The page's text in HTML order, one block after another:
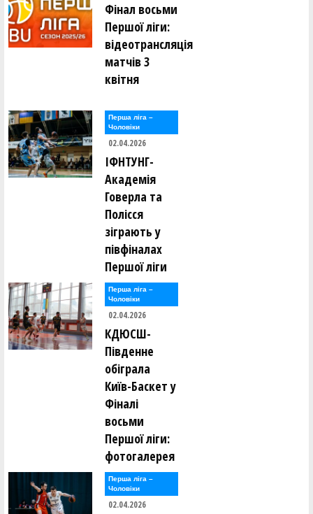
Фінал восьми
Першої ліги:
відеотрансляція
матчів 3
квітня
Перша лiга –
Чоловiки
02.04.2026
ІФНТУНГ-
Академія
Говерла та
Полісся
зіграють у
півфіналах
Першої ліги
Перша лiга –
Чоловiки
02.04.2026
КДЮСШ-
Південне
обіграла
Київ-Баскет у
Фіналі
восьми
Першої ліги:
фотогалерея
Перша лiга –
Чоловiки
02.04.2026